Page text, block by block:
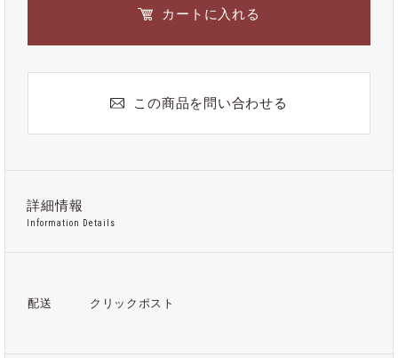
カートに入れる
この商品を問い合わせる
詳細情報
Information Details
配送 クリックポスト